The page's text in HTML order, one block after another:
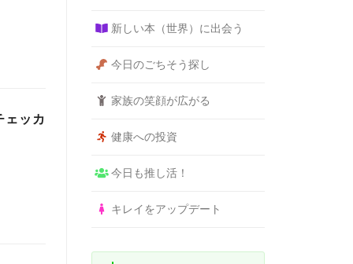
ェッカ
新しい本（世界）に出会う
今日のごちそう探し
家族の笑顔が広がる
健康への投資
今日も推し活！
キレイをアップデート